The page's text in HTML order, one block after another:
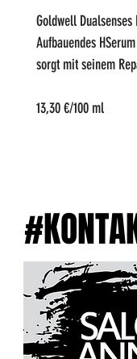
Goldwell
Aufbauendes
sorgt mit seinem
13,30 €/100 ml